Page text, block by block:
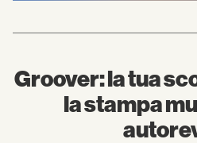
Groover: la tua
la stampa